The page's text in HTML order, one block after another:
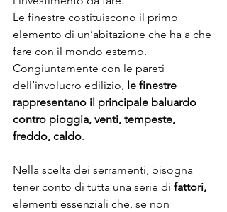
Le finestre costituiscono il primo
elemento di un’abitazione che ha a che
fare con il mondo esterno.
Congiuntamente con le pareti
dell’involucro edilizio, le finestre
rappresentano il principale baluardo
contro pioggia, venti, tempeste,
freddo, caldo.
Nella scelta dei serramenti, bisogna
tener conto di tutta una serie di fattori,
elementi essenziali che, se non